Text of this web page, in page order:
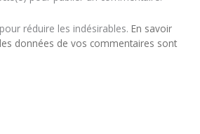
réduire les indésirables. En savoir
données de vos commentaires sont